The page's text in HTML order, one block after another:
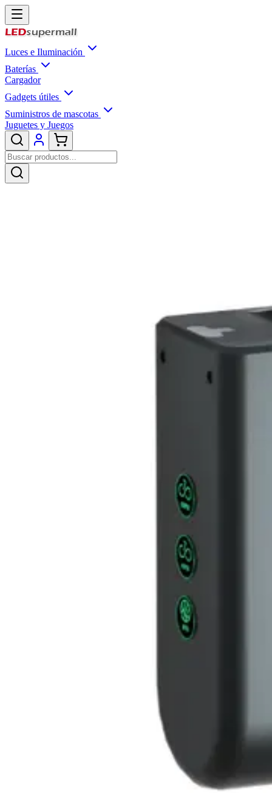
Luces e Iluminación
Baterías
Cargador
Gadgets útiles
Suministros de mascotas
Juguetes y Juegos